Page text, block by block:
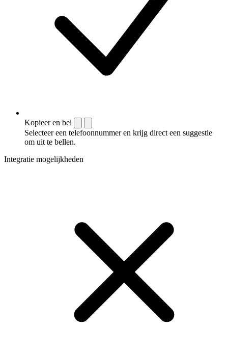
Kopieer en bel
Selecteer een telefoonnummer en krijg direct een suggestie
om uit te bellen.
Integratie mogelijkheden